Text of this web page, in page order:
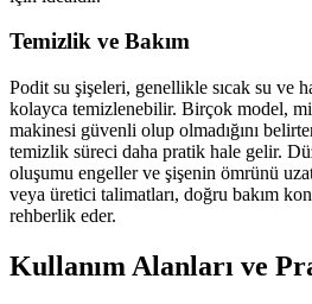
Temizlik ve Bakım
Podit su şişeleri, genellikle sıcak su ve
kolayca temizlenebilir. Birçok model,
makinesi güvenli olup olmadığını
temizlik süreci daha pratik hale gelir.
oluşumu engeller ve şişenin ömrünü
veya üretici talimatları, doğru bakım
rehberlik eder.
Kullanım Alanları ve